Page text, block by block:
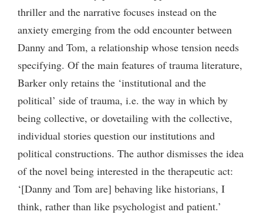
thriller and the narrative focuses instead on the
anxiety emerging from the odd encounter between
Danny and Tom, a relationship whose tension needs
specifying. Of the main features of trauma literature,
Barker only retains the ‘institutional and the
political’ side of trauma, i.e. the way in which by
being collective, or dovetailing with the collective,
individual stories question our institutions and
political constructions. The author dismisses the idea
of the novel being interested in the therapeutic act:
‘[Danny and Tom are] behaving like historians, I
think, rather than like psychologist and patient.’